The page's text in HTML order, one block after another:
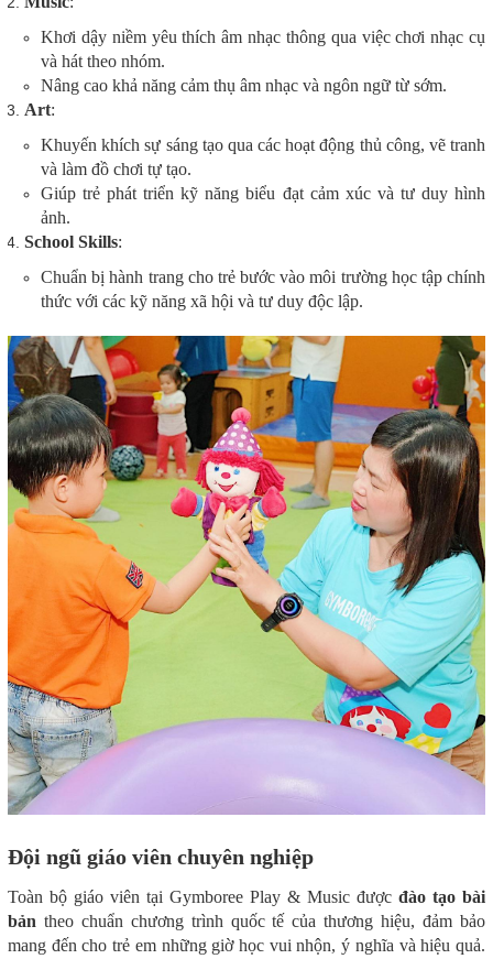
Khơi dậy niềm yêu thích âm nhạc thông qua việc chơi nhạc cụ
và hát theo nhóm.
Nâng cao khả năng cảm thụ âm nhạc và ngôn ngữ từ sớm.
Art:
Khuyến khích sự sáng tạo qua các hoạt động thủ công, vẽ tranh
và làm đồ chơi tự tạo.
Giúp trẻ phát triển kỹ năng biểu đạt cảm xúc và tư duy hình
ảnh.
School Skills:
Chuẩn bị hành trang cho trẻ bước vào môi trường học tập chính
thức với các kỹ năng xã hội và tư duy độc lập.
Đội ngũ giáo viên chuyên nghiệp
Toàn bộ giáo viên tại Gymboree Play & Music được đào tạo bài
bản theo chuẩn chương trình quốc tế của thương hiệu, đảm bảo
mang đến cho trẻ em những giờ học vui nhộn, ý nghĩa và hiệu quả.